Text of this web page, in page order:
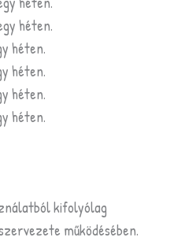
héten.
héten.
héten.
héten.
héten.
kifolyólag
működésében.